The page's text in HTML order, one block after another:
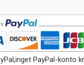
PayPal-konto